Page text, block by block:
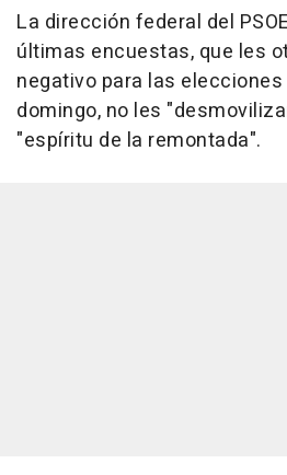
La dirección federal del
últimas encuestas, que les
negativo para las
domingo, no les
"espíritu de la remontada".